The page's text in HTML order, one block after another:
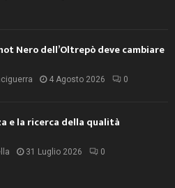
Nero dell’Oltrepò deve cambiare
4 Agosto 2026 0
e la ricerca della qualità
31 Luglio 2026 0